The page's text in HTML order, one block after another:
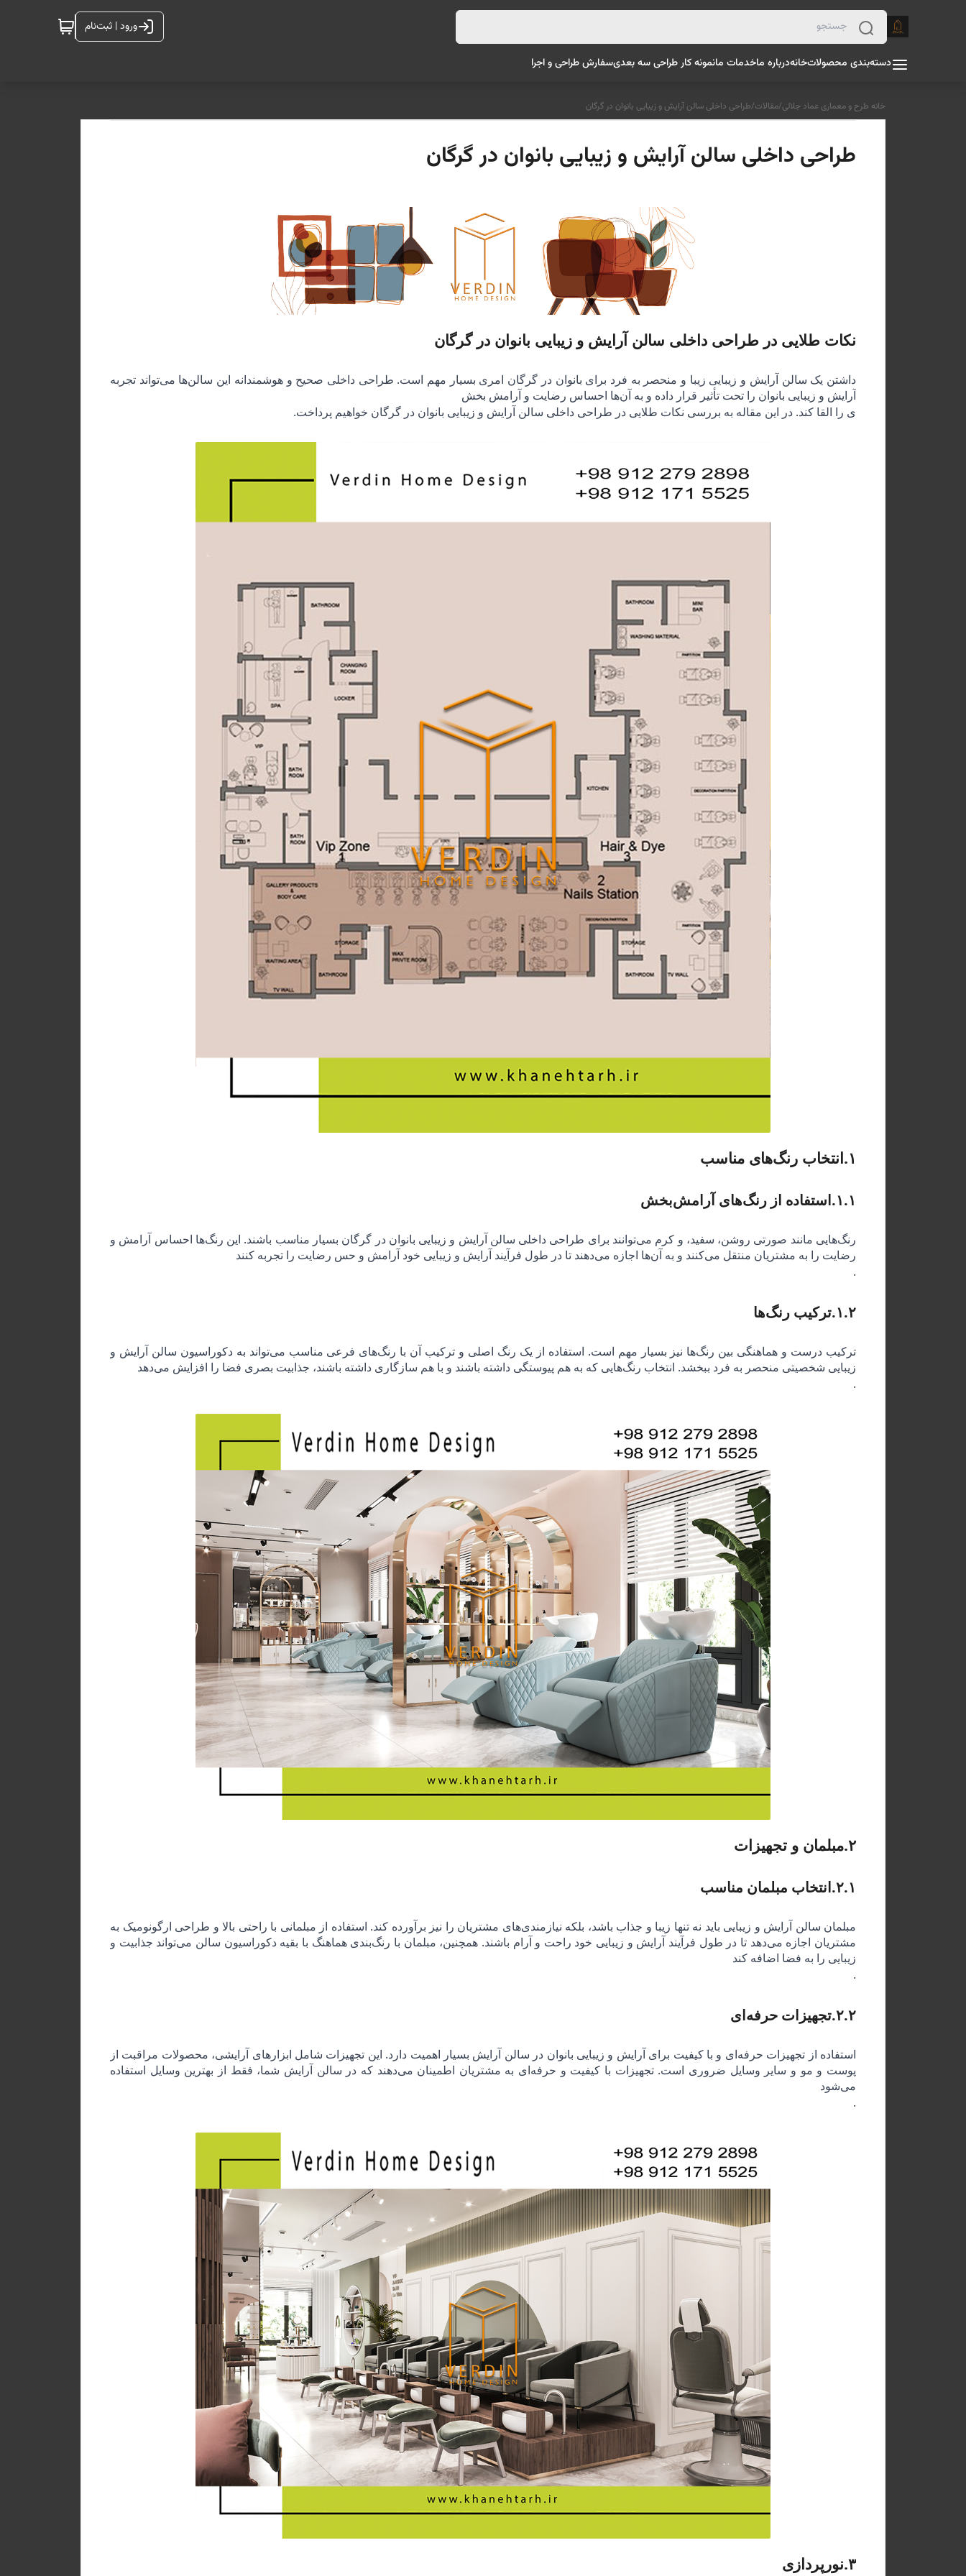
ورود | ثبت‌نام
دسته‌بندی محصولاتخانهدرباره ماخدمات مانمونه کار طراحی سه بعدیسفارش طراحی و اجرا
خانه طرح و معماری عماد جلالی/مقالات/طراحی داخلی سالن آرایش و زیبایی بانوان در گرگان
طراحی داخلی سالن آرایش و زیبایی بانوان در گرگان
نکات طلایی در طراحی داخلی سالن آرایش و زیبایی بانوان در گرگان
داشتن یک سالن آرایش و زیبایی زیبا و منحصر به فرد برای بانوان در گرگان امری بسیار مهم است. طراحی داخلی صحیح و هوشمندانه این سالن‌ها می‌تواند تجربه
آرایش و زیبایی بانوان را تحت تأثیر قرار داده و به آن‌ها احساس رضایت و آرامش بخش
ی را القا کند. در این مقاله به بررسی نکات طلایی در طراحی داخلی سالن آرایش و زیبایی بانوان در گرگان خواهیم پرداخت.
۱.انتخاب رنگ‌های مناسب
۱.۱.استفاده از رنگ‌های آرامش‌بخش
رنگ‌هایی مانند صورتی روشن، سفید، و کرم می‌توانند برای طراحی داخلی سالن آرایش و زیبایی بانوان در گرگان بسیار مناسب باشند. این رنگ‌ها احساس آرامش و
رضایت را به مشتریان منتقل می‌کنند و به آن‌ها اجازه می‌دهند تا در طول فرآیند آرایش و زیبایی خود آرامش و حس رضایت را تجربه کنند
.
۱.۲.ترکیب رنگ‌ها
ترکیب درست و هماهنگی بین رنگ‌ها نیز بسیار مهم است. استفاده از یک رنگ اصلی و ترکیب آن با رنگ‌های فرعی مناسب می‌تواند به دکوراسیون سالن آرایش و
زیبایی شخصیتی منحصر به فرد ببخشد. انتخاب رنگ‌هایی که به هم پیوستگی داشته باشند و با هم سازگاری داشته باشند، جذابیت بصری فضا را افزایش می‌دهد
.
۲.مبلمان و تجهیزات
۲.۱.انتخاب مبلمان مناسب
مبلمان سالن آرایش و زیبایی باید نه تنها زیبا و جذاب باشد، بلکه نیازمندی‌های مشتریان را نیز برآورده کند. استفاده از مبلمانی با راحتی بالا و طراحی ارگونومیک به
مشتریان اجازه می‌دهد تا در طول فرآیند آرایش و زیبایی خود راحت و آرام باشند. همچنین، مبلمان با رنگ‌بندی هماهنگ با بقیه دکوراسیون سالن می‌تواند جذابیت و
زیبایی را به فضا اضافه کند
.
۲.۲.تجهیزات حرفه‌ای
استفاده از تجهیزات حرفه‌ای و با کیفیت برای آرایش و زیبایی بانوان در سالن آرایش بسیار اهمیت دارد. این تجهیزات شامل ابزارهای آرایشی، محصولات مراقبت از
پوست و مو و سایر وسایل ضروری است. تجهیزات با کیفیت و حرفه‌ای به مشتریان اطمینان می‌دهند که در سالن آرایش شما، فقط از بهترین وسایل استفاده
می‌شود
.
۳.نورپردازی